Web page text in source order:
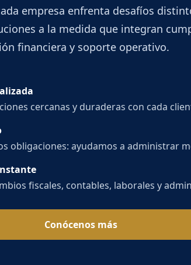
empresa enfrenta desafíos
a la medida que integran
financiera y soporte operativo.
cercanas y duraderas con cada
obligaciones: ayudamos a administrar
fiscales, contables, laborales y
Conócenos más